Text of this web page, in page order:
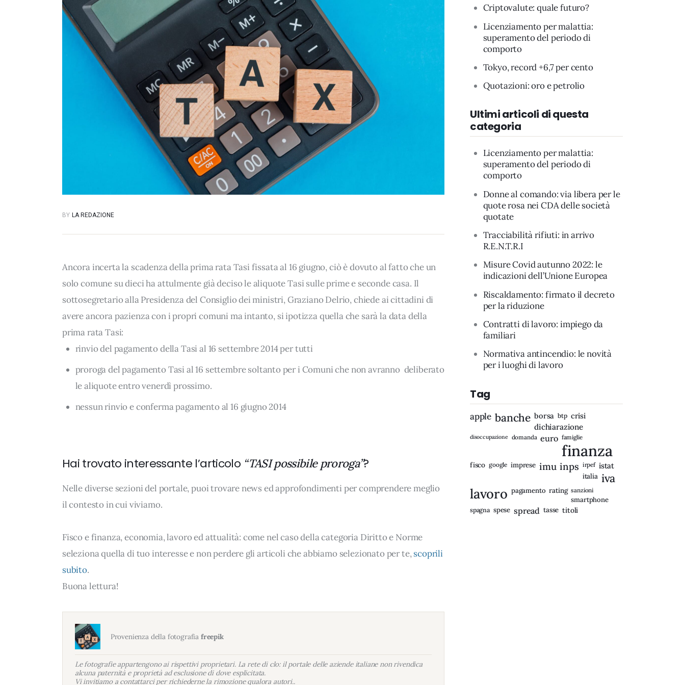
BY LA REDAZIONE
Ancora incerta la scadenza della prima rata Tasi fissata al 16 giugno, ciò è dovuto al fatto che un
solo comune su dieci ha attulmente già deciso le aliquote Tasi sulle prime e seconde casa. Il
sottosegretario alla Presidenza del Consiglio dei ministri, Graziano Delrio, chiede ai cittadini di
avere ancora pazienza con i propri comuni ma intanto, si ipotizza quella che sarà la data della
prima rata Tasi:
rinvio del pagamento della Tasi al 16 settembre 2014 per tutti
proroga del pagamento Tasi al 16 settembre soltanto per i Comuni che non avranno deliberato
le aliquote entro venerdì prossimo.
nessun rinvio e conferma pagamento al 16 giugno 2014
Hai trovato interessante l’articolo “TASI possibile proroga”?
Nelle diverse sezioni del portale, puoi trovare news ed approfondimenti per comprendere meglio
il contesto in cui viviamo.
Fisco e finanza, economia, lavoro ed attualità: come nel caso della categoria Diritto e Norme
seleziona quella di tuo interesse e non perdere gli articoli che abbiamo selezionato per te,scoprili
subito.
Buona lettura!
Provenienza della fotografia freepik
Le fotografie appartengono ai rispettivi proprietari. La rete di clo: il portale delle aziende italiane non rivendica
alcuna paternità e proprietà ad esclusione di dove esplicitata.
Vi invitiamo a contattarci per richiederne la rimozione qualora autori..
Criptovalute: quale futuro?
Licenziamento per malattia:
superamento del periodo di
comporto
Tokyo, record +6,7 per cento
Quotazioni: oro e petrolio
Ultimi articoli di questa
categoria
Licenziamento per malattia:
superamento del periodo di
comporto
Donne al comando: via libera per le
quote rosa nei CDA delle società
quotate
Tracciabilità rifiuti: in arrivo
R.E.N.T.R.I
Misure Covid autunno 2022: le
indicazioni dell’Unione Europea
Riscaldamento: firmato il decreto
per la riduzione
Contratti di lavoro: impiego da
familiari
Normativa antincendio: le novità
per i luoghi di lavoro
Tag
apple banche borsa btp crisi
dichiarazione
disoccupazione domanda euro famiglie
finanza
fisco google imprese imu inps irpef istat
italia iva
lavoro pagamento rating sanzioni
smartphone
spagna spese spread tasse titoli